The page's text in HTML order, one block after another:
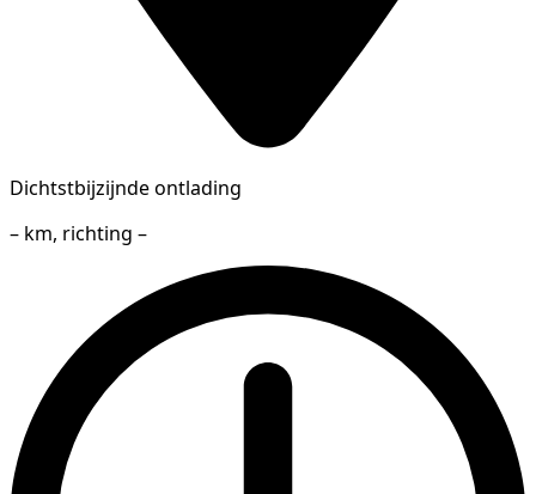
Dichtstbijzijnde ontlading
– km, richting –